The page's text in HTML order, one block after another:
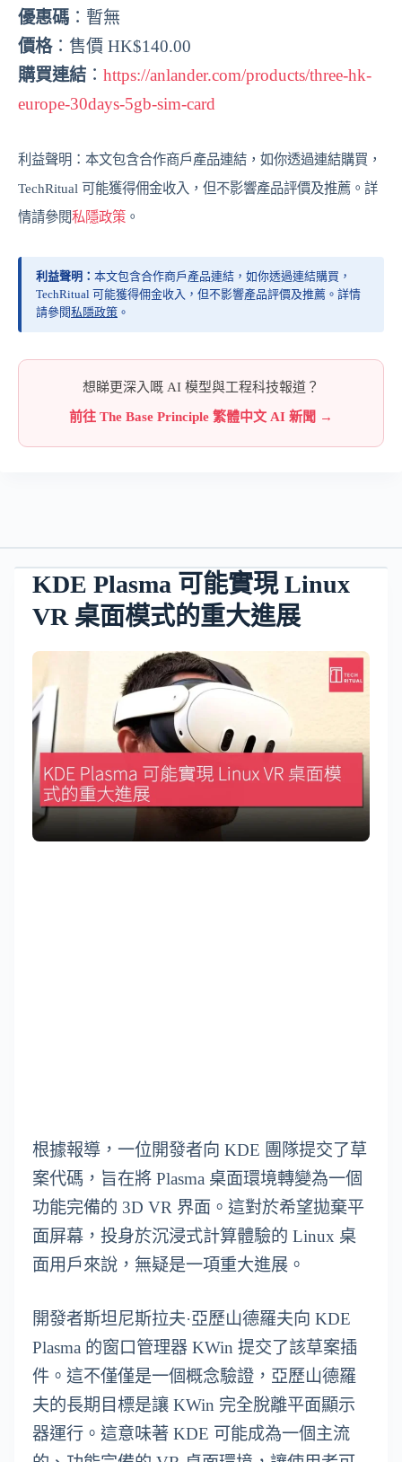
優惠碼 ：暫無
價格：售價 HK$140.00
購買連結 ： https://anlander.com/products/three-hk-
europe-30days-5gb-sim-card
利益聲明：本文包含合作商戶產品連結，如你透過連結購買，
TechRitual 可能獲得佣金收入，但不影響產品評價及推薦。詳
情請參閱私隱政策 。
利益聲明： 本文包含合作商戶產品連結，如你透過連結購買，
TechRitual 可能獲得佣金收入，但不影響產品評價及推薦。詳情
請參閱私隱政策 。
想睇更深入嘅 AI 模型與工程科技報道？
前往 The Base Principle 繁體中文 AI 新聞 →
KDE Plasma 可能實現 Linux
VR 桌面模式的重大進展
根據報導，一位開發者向 KDE 團隊提交了草
案代碼，旨在將 Plasma 桌面環境轉變為一個
功能完備的 3D VR 界面。這對於希望拋棄平
面屏幕，投身於沉浸式計算體驗的 Linux 桌
面用戶來說，無疑是一項重大進展。
開發者斯坦尼斯拉夫·亞歷山德羅夫向 KDE
Plasma 的窗口管理器 KWin 提交了該草案插
件。這不僅僅是一個概念驗證，亞歷山德羅
夫的長期目標是讓 KWin 完全脫離平面顯示
器運行。這意味著 KDE 可能成為一個主流